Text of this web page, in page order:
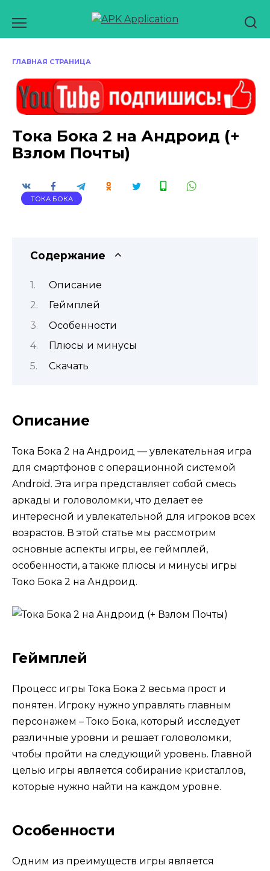
содержанию
ГЛАВНАЯ СТРАНИЦА
Тока Бока 2 на Андроид (+
Взлом Почты)
ТОКА БОКА
Содержание
Описание
Геймплей
Особенности
Плюсы и минусы
Скачать
Описание
Тока Бока 2 на Андроид — увлекательная игра
для смартфонов с операционной системой
Android. Эта игра представляет собой смесь
аркады и головоломки, что делает ее
интересной и увлекательной для игроков всех
возрастов. В этой статье мы рассмотрим
основные аспекты игры, ее геймплей,
особенности, а также плюсы и минусы игры
Токо Бока 2 на Андроид.
Геймплей
Процесс игры Тока Бока 2 весьма прост и
понятен. Игроку нужно управлять главным
персонажем – Токо Бока, который исследует
различные уровни и решает головоломки,
чтобы пройти на следующий уровень. Главной
целью игры является собирание кристаллов,
которые нужно найти на каждом уровне.
Особенности
Одним из преимуществ игры является